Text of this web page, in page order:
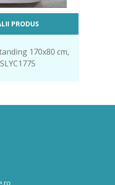
PRODUS
170x80 cm,